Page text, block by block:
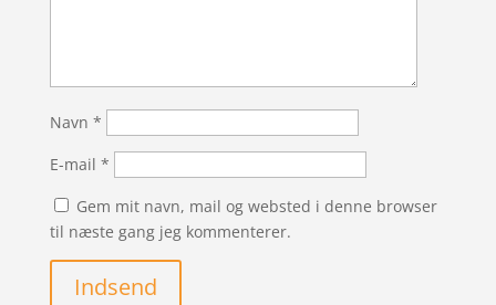
Navn *
E-mail *
Gem mit navn, mail og websted i denne browser
til næste gang jeg kommenterer.
Indsend